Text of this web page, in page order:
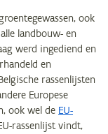
ook
landbouw- en
werd ingediend en
en
rassenlijsten
Europese
ook wel de EU-
rassenlijst vindt,